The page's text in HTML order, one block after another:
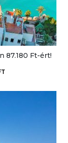
87.180 Ft-ért!